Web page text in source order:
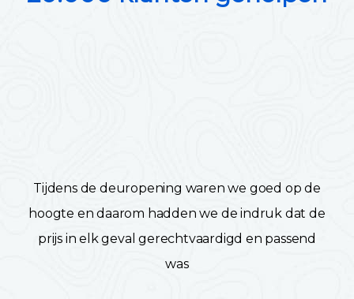
Tijdens de deuropening waren we goed op de
hoogte en daarom hadden we de indruk dat de
prijs in elk geval gerechtvaardigd en passend
was